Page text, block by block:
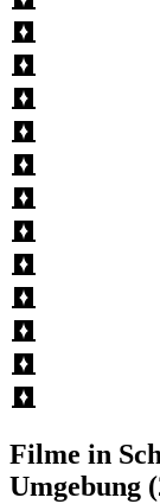
Filme in
Umgebung